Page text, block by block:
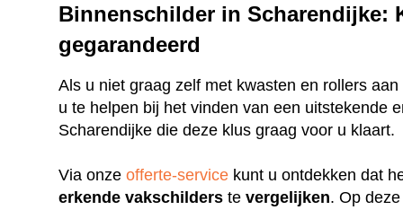
Binnenschilder in Scharendijke:
gegarandeerd
Als u niet graag zelf met kwasten en rollers
u te helpen bij het vinden van een uitstekende
Scharendijke die deze klus graag voor u klaart.
Via onzeofferte-service kunt u ontdekken dat
erkende vakschilders tevergelijken. Op